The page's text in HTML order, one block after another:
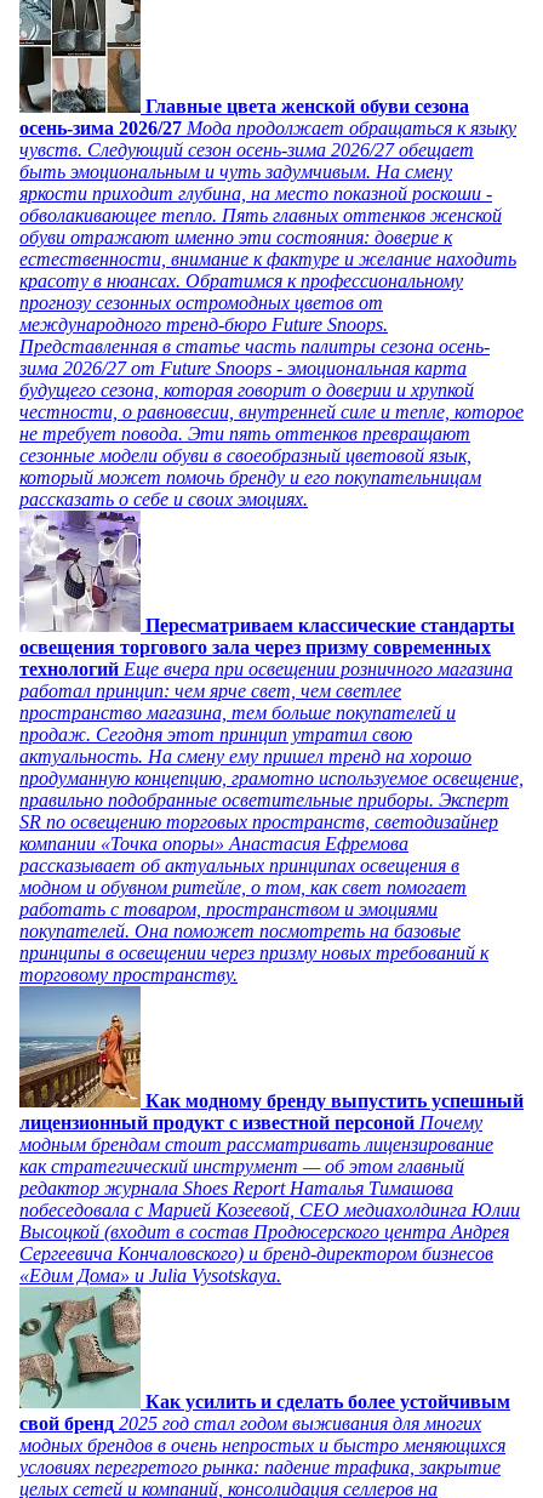
Главные цвета женской обуви сезона
осень-зима 2026/27 Мода продолжает обращаться к языку
чувств. Следующий сезон осень-зима 2026/27 обещает
быть эмоциональным и чуть задумчивым. На смену
яркости приходит глубина, на место показной роскоши -
обволакивающее тепло. Пять главных оттенков женской
обуви отражают именно эти состояния: доверие к
естественности, внимание к фактуре и желание находить
красоту в нюансах. Обратимся к профессиональному
прогнозу сезонных остромодных цветов от
международного тренд-бюро Future Snoops.
Представленная в статье часть палитры сезона осень-
зима 2026/27 от Future Snoops - эмоциональная карта
будущего сезона, которая говорит о доверии и хрупкой
честности, о равновесии, внутренней силе и тепле, которое
не требует повода. Эти пять оттенков превращают
сезонные модели обуви в своеобразный цветовой язык,
который может помочь бренду и его покупательницам
рассказать о себе и своих эмоциях.
Пересматриваем классические стандарты
освещения торгового зала через призму современных
технологий Еще вчера при освещении розничного магазина
работал принцип: чем ярче свет, чем светлее
пространство магазина, тем больше покупателей и
продаж. Сегодня этот принцип утратил свою
актуальность. На смену ему пришел тренд на хорошо
продуманную концепцию, грамотно используемое освещение,
правильно подобранные осветительные приборы. Эксперт
SR по освещению торговых пространств, светодизайнер
компании «Точка опоры» Анастасия Ефремова
рассказывает об актуальных принципах освещения в
модном и обувном ритейле, о том, как свет помогает
работать с товаром, пространством и эмоциями
покупателей. Она поможет посмотреть на базовые
принципы в освещении через призму новых требований к
торговому пространству.
Как модному бренду выпустить успешный
лицензионный продукт с известной персоной Почему
модным брендам стоит рассматривать лицензирование
как стратегический инструмент — об этом главный
редактор журнала Shoes Report Наталья Тимашова
побеседовала с Марией Козеевой, СЕО медиахолдинга Юлии
Высоцкой (входит в состав Продюсерского центра Андрея
Сергеевича Кончаловского) и бренд-директором бизнесов
«Едим Дома» и Julia Vysotskaya.
Как усилить и сделать более устойчивым
свой бренд 2025 год стал годом выживания для многих
модных брендов в очень непростых и быстро меняющихся
условиях перегретого рынка: падение трафика, закрытие
целых сетей и компаний, консолидация селлеров на